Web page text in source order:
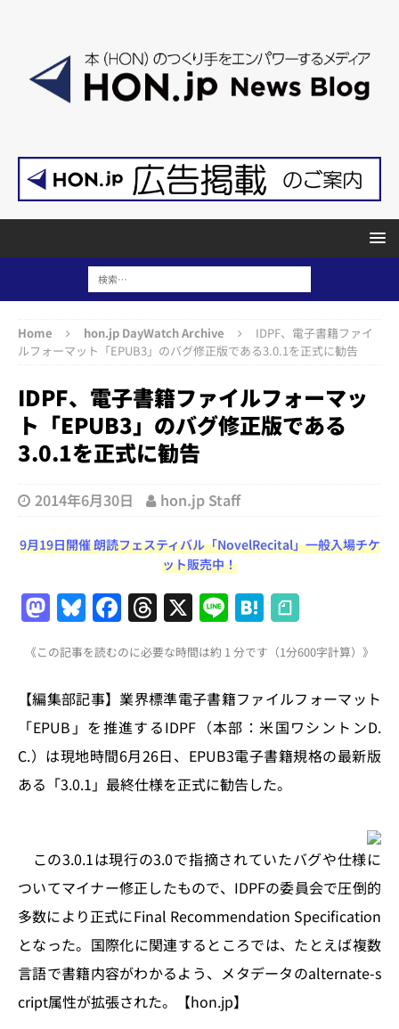
Home hon.jp DayWatch Archive
IDPF、電子書籍ファイ
ルフォーマット「EPUB3」のバグ修正版である3.0.1を正式に勧告
IDPF、電子書籍ファイルフォーマッ
ト「EPUB3」のバグ修正版である
3.0.1を正式に勧告
2014年6月30日 hon.jp Staff
9月19日開催 朗読フェスティバル「NovelRecital」一般入場チケ
ット販売中！
M
a
st
o
d
o
n
Bl
u
e
s
k
y
F
a
c
e
b
o
o
T
h
re
a
d
s
X Li
n
e
H
at
e
n
a
《この記事を読むのに必要な時間は約 1 分です（1分600字計算）》
【編集部記事】業界標準電子書籍ファイルフォーマット
「EPUB」を推進するIDPF（本部：米国ワシントンD.
C.）は現地時間6月26日、EPUB3電子書籍規格の最新版
ある「3.0.1」最終仕様を正式に勧告した。
この3.0.1は現行の3.0で指摘されていたバグや仕様に
ついてマイナー修正したもので、IDPFの委員会で圧倒的
多数により正式にFinal Recommendation Specification
となった。国際化に関連するところでは、たとえば複数
言語で書籍内容がわかるよう、メタデータのalternate-s
cript属性が拡張された。【hon.jp】